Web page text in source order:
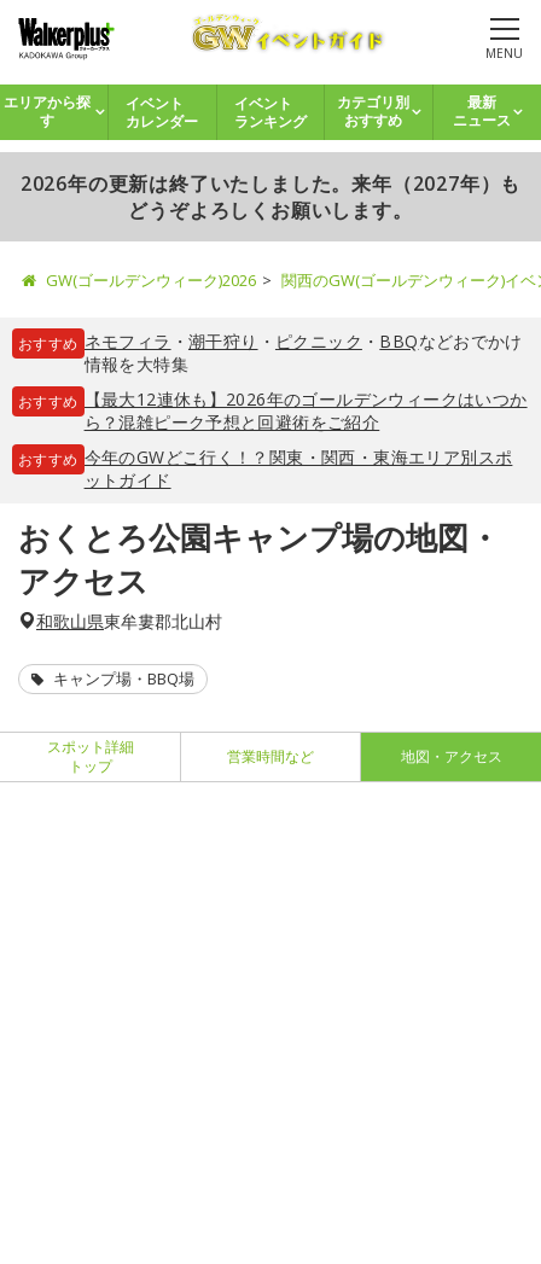
MENU
エリアから探
す
イベント
カレンダー
イベント
ランキング
カテゴリ別
おすすめ
最新
ニュース
2026年の更新は終了いたしました。来年（2027年）も
どうぞよろしくお願いします。
GW(ゴールデンウィーク)2026 関西のGW(ゴールデンウィーク)イ
おすすめ ネモフィラ ・ 潮干狩り ・ ピクニック ・ BBQなどおでかけ
情報を大特集
おすすめ
【最大12連休も】2026年のゴールデンウィークはいつか
ら？混雑ピーク予想と回避術をご紹介
おすすめ 今年のGWどこ行く！？関東・関西・東海エリア別スポ
ットガイド
おくとろ公園キャンプ場の地図・
アクセス
和歌山県東牟婁郡北山村
キャンプ場・BBQ場
スポット詳細
トップ
営業時間など 地図・アクセス